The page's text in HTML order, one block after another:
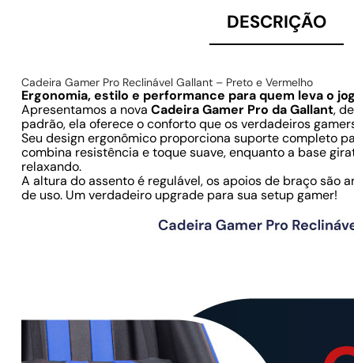
DESCRIÇÃO
Cadeira Gamer Pro Reclinável Gallant – Preto e Vermelho
Ergonomia, estilo e performance para quem leva o
Apresentamos a nova Cadeira Gamer Pro da Gallant,
padrão, ela oferece o conforto que os verdadeiros
Seu design ergonômico proporciona suporte completo
combina resistência e toque suave, enquanto a base
relaxando.
A altura do assento é regulável, os apoios de braço são
de uso. Um verdadeiro upgrade para sua setup gamer!